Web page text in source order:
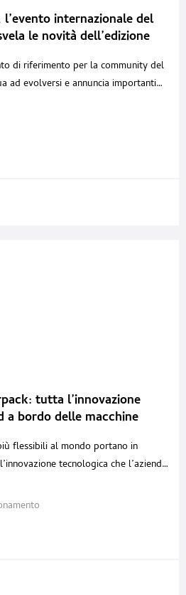
internazionale del
le novità dell’edizione
di riferimento per la community del
ad evolversi e annuncia importanti
MiCo. L’evento amplia infatti il
tutta l’innovazione
a bordo delle macchine
flessibili al mondo portano in
tecnologica che l’azienda
ci sono tre validissimi motivi